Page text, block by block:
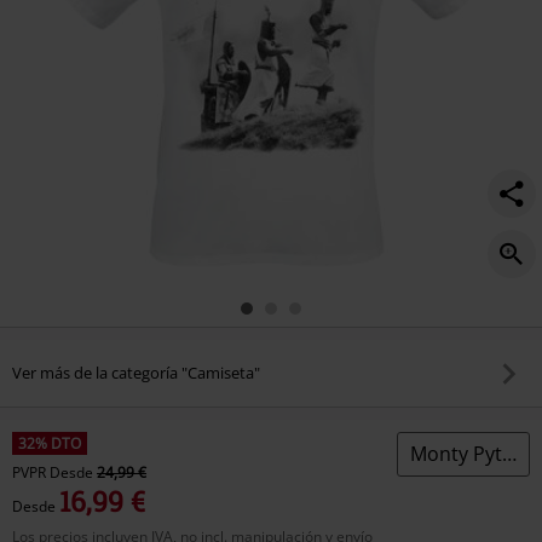
Ver más de la categoría "Camiseta"
32% DTO
PVPR Desde 24,99 €
Desde 16,99 €
Los precios incluyen IVA, no incl. manipulación y envío
Monty Python